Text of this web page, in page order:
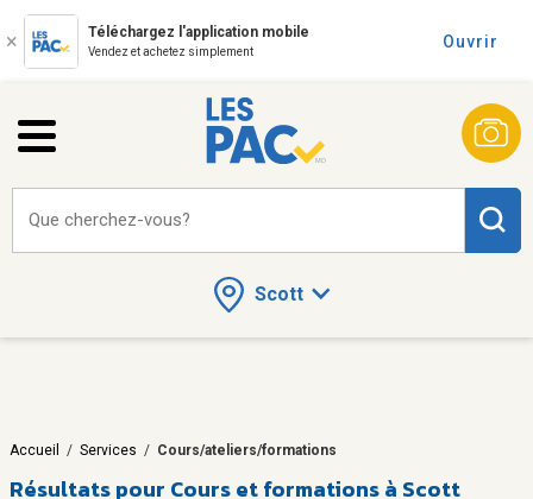
Téléchargez l'application mobile
Vendez et achetez simplement
Ouvrir
Scott
Que cherchez-vous?
Accueil / Services / Cours/ateliers/formations
Résultats pour Cours et formations à Scott